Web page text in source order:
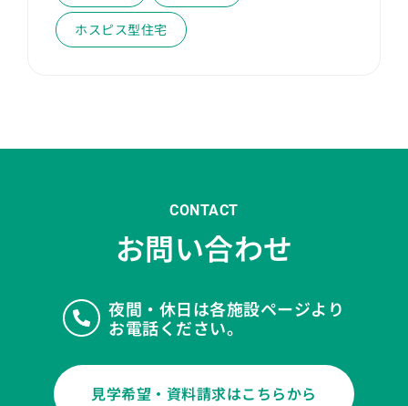
ホスピス型住宅
CONTACT
お問い合わせ
夜間・休日は各施設ページより
お電話ください。
見学希望・資料請求はこちらから